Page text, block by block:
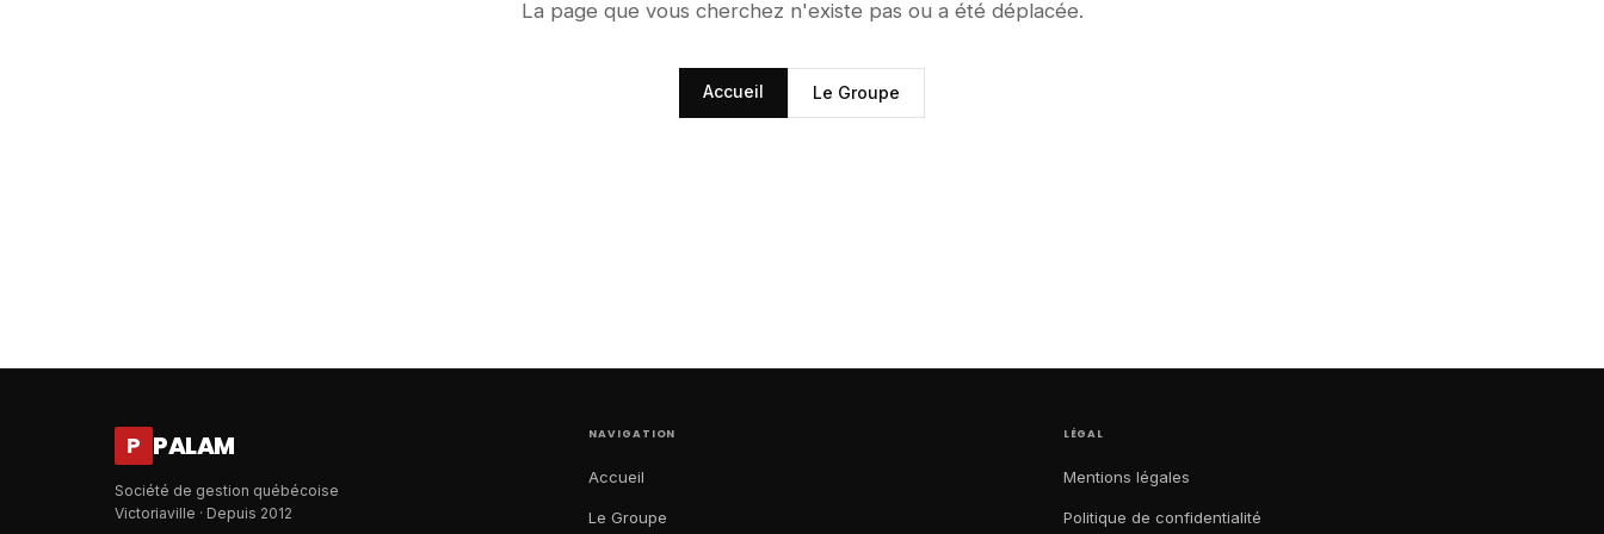
La page que vous cherchez n'existe pas ou a été déplacée.
Accueil Le Groupe
P PALAM
Société de gestion québécoise
Victoriaville · Depuis 2012
NAVIGATION
Accueil
Le Groupe
LÉGAL
Mentions légales
Politique de confidentialité